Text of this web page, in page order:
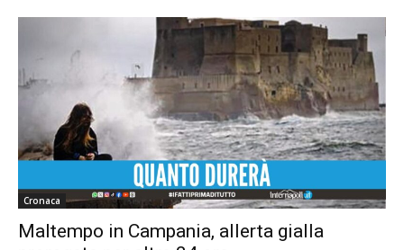
Cronaca
Maltempo in Campania, allerta gialla